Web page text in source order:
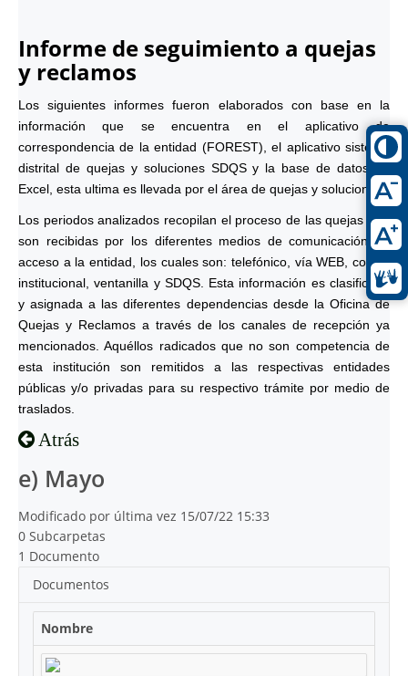
Informe de seguimiento a quejas
y reclamos
Los siguientes informes fueron elaborados con base en la
información que se encuentra en el aplicativo de
correspondencia de la entidad (FOREST), el aplicativo sistema
distrital de quejas y soluciones SDQS y la base de datos en
Excel, esta ultima es llevada por el área de quejas y soluciones.
Los periodos analizados recopilan el proceso de las quejas que
son recibidas por los diferentes medios de comunicación de
acceso a la entidad, los cuales son: telefónico, vía WEB, correo
institucional, ventanilla y SDQS. Esta información es clasificada
y asignada a las diferentes dependencias desde la Oficina de
Quejas y Reclamos a través de los canales de recepción ya
mencionados. Aquéllos radicados que no son competencia de
esta institución son remitidos a las respectivas entidades
públicas y/o privadas para su respectivo trámite por medio de
traslados.
Atrás
e) Mayo
Modificado por última vez 15/07/22 15:33
0 Subcarpetas
1 Documento
Documentos
Nombre